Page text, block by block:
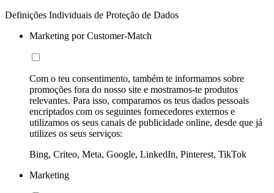
Definições Individuais de Proteção de Dados
Marketing por Customer-Match
Com o teu consentimento, também te informamos sobre
promoções fora do nosso site e mostramos-te produtos
relevantes. Para isso, comparamos os teus dados pessoais
encriptados com os seguintes fornecedores externos e
utilizamos os seus canais de publicidade online, desde que já
utilizes os seus serviços:
Bing, Criteo, Meta, Google, LinkedIn, Pinterest, TikTok
Marketing